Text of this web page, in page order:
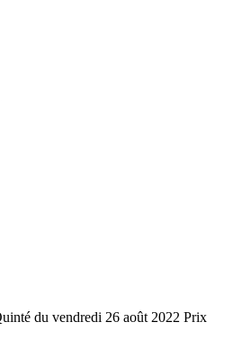
du vendredi 26 août 2022 Prix